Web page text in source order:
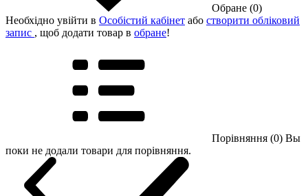
Обране (0)
Необхідно увійти в Особістий кабінет або створити обліковий
запис , щоб додати товар в обране!
Порівняння (0) Вы
поки не додали товари для порівняння.